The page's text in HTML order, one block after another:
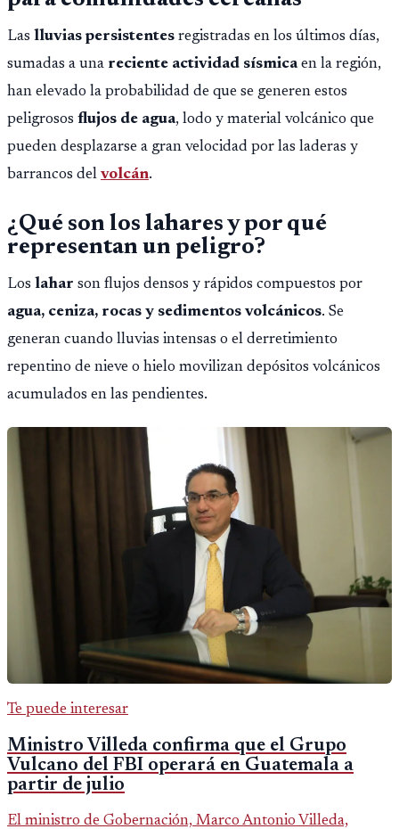
Las lluvias persistentes registradas en los últimos días,
sumadas a una reciente actividad sísmicaen la región,
han elevado la probabilidad de que se generen estos
peligrosos flujos de agua, lodo y material volcánico que
pueden desplazarse a gran velocidad por las laderas y
barrancos del volcán.
¿Qué son los lahares y por qué
representan un peligro?
Los lahar son flujos densos y rápidos compuestos por
agua, ceniza, rocas y sedimentos volcánicos. Se
generan cuando lluvias intensas o el derretimiento
repentino de nieve o hielo movilizan depósitos volcánicos
acumulados en las pendientes.
Te puede interesar
Ministro Villeda confirma que el Grupo
Vulcano del FBI operará en Guatemala a
partir de julio
El ministro de Gobernación, Marco Antonio Villeda,